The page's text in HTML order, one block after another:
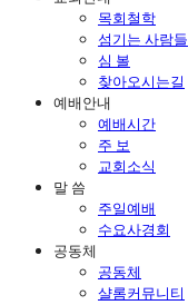
목회철학
섬기는 사람들
심 볼
찾아오시는길
예배안내
예배시간
주 보
교회소식
말 씀
주일예배
수요사경회
공동체
공동체
샬롬커뮤니티